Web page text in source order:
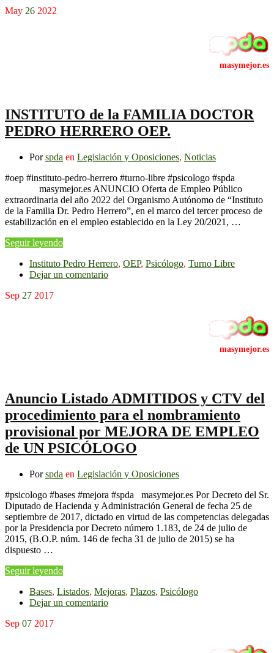
May 26 2022
INSTITUTO de la FAMILIA DOCTOR
PEDRO HERRERO OEP.
Porspda en Legislación y Oposiciones, Noticias
#oep #instituto-pedro-herrero #turno-libre #psicologo #spda
masymejor.es ANUNCIO Oferta de Empleo Público
extraordinaria del año 2022 del Organismo Autónomo de “Instituto
de la Familia Dr. Pedro Herrero”, en el marco del tercer proceso de
estabilización en el empleo establecido en la Ley 20/2021, …
Seguir leyendo
Instituto Pedro Herrero, OEP, Psicólogo, Turno Libre
Dejar un comentario
Sep 27 2017
Anuncio Listado ADMITIDOS y CTV del
procedimiento para el nombramiento
provisional por MEJORA DE EMPLEO
de UN PSICÓLOGO
Porspda en Legislación y Oposiciones
#psicologo #bases #mejora #spda masymejor.es Por Decreto del Sr.
Diputado de Hacienda y Administración General de fecha 25 de
septiembre de 2017, dictado en virtud de las competencias delegadas
por la Presidencia por Decreto número 1.183, de 24 de julio de
2015, (B.O.P. núm. 146 de fecha 31 de julio de 2015) se ha
dispuesto …
Seguir leyendo
Bases, Listados, Mejoras, Plazos, Psicólogo
Dejar un comentario
Sep 07 2017